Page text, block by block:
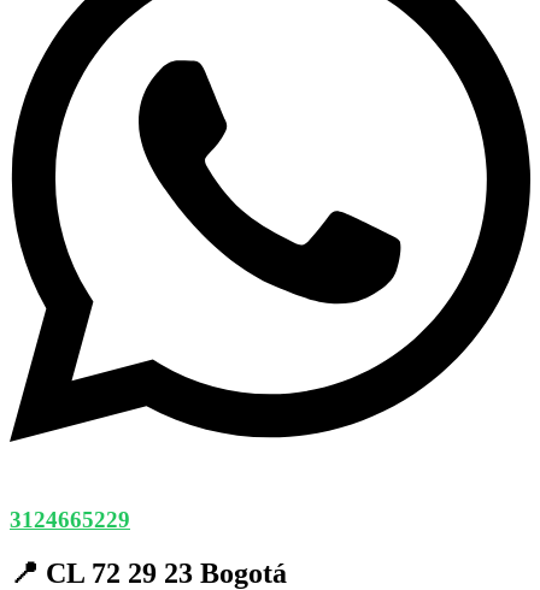
3124665229
📍 CL 72 29 23 Bogotá